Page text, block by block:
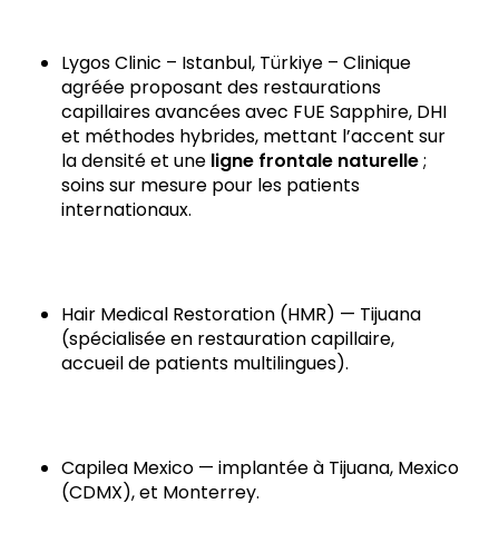
Lygos Clinic – Istanbul, Türkiye – Clinique
agréée proposant des restaurations
capillaires avancées avec FUE Sapphire, DHI
et méthodes hybrides, mettant l’accent sur
la densité et une ligne frontale naturelle;
soins sur mesure pour les patients
internationaux.
Hair Medical Restoration (HMR) — Tijuana
(spécialisée en restauration capillaire,
accueil de patients multilingues).
Capilea Mexico — implantée à Tijuana, Mexico
(CDMX), et Monterrey.